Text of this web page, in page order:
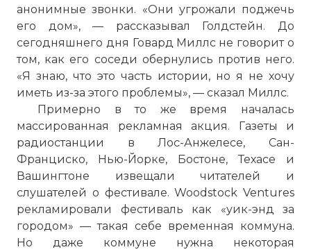
анонимные звонки. «Они угрожали поджечь
его дом», — рассказывал Голдстейн. До
сегодняшнего дня Говард Миллс не говорит о
том, как его соседи обернулись против него.
«Я знаю, что это часть истории, но я не хочу
иметь из-за этого проблемы», — сказал Миллс.
Примерно в то же время началась
массированная рекламная акция. Газеты и
радиостанции в Лос-Анжелесе, Сан-
Франциско, Нью-Йорке, Бостоне, Техасе и
Вашингтоне извещали читателей и
слушателей о фестивале. Woodstock Ventures
рекламировали фестиваль как «уик-энд за
городом» — такая себе временная коммуна.
Но даже коммуне нужна некоторая